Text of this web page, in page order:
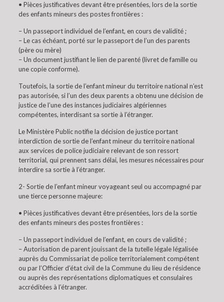
• Pièces justificatives devant être présentées, lors de la sortie
des enfants mineurs des postes frontières :
– Un passeport individuel de l’enfant, en cours de validité ;
– Le cas échéant, porté sur le passeport de l’un des parents
(père ou mère)
– Un document justifiant le lien de parenté (livret de famille ou
une copie conforme).
Toutefois, la sortie de l’enfant mineur du territoire national n’est
pas autorisée, si l’un des deux parents a obtenu une décision de
justice de l’une des instances judiciaires algériennes
compétentes, interdisant sa sortie à l’étranger.
Le Ministère Public notifie la décision de justice portant
interdiction de sortie de l’enfant mineur du territoire national
aux services de police judiciaire relevant de son ressort
territorial, qui prennent sans délai, les mesures nécessaires pour
interdire sa sortie à l’étranger.
2- Sortie de l’enfant mineur voyageant seul ou accompagné par
une tierce personne majeure:
• Pièces justificatives devant être présentées, lors de la sortie
des enfants mineurs des postes frontières :
– Un passeport individuel de l’enfant, en cours de validité ;
– Autorisation de parent jouissant de la tutelle légale légalisée
auprès du Commissariat de police territorialement compétent
ou par l’Officier d’état civil de la Commune du lieu de résidence
ou auprès des représentations diplomatiques et consulaires
accréditées à l’étranger.